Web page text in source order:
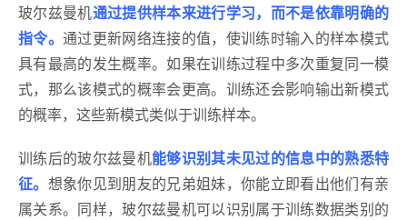
玻尔兹曼机通过提供样本来进行学习，而不是依靠明确的
指令。 通过更新网络连接的值，使训练时输入的样本模式
具有最高的发生概率。如果在训练过程中多次重复同一模
式，那么该模式的概率会更高。训练还会影响输出新模式
的概率，这些新模式类似于训练样本。
训练后的玻尔兹曼机能够识别其未见过的信息中的熟悉特
征。 想象你见到朋友的兄弟姐妹，你能立即看出他们有亲
属关系。同样，玻尔兹曼机可以识别属于训练数据类别的